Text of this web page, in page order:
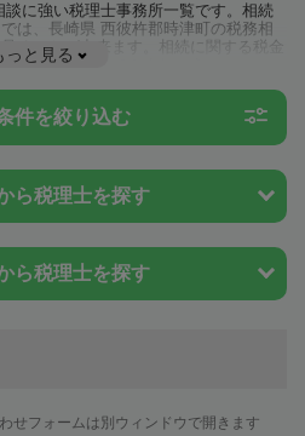
に強い税理士事務所一覧です。相続
は、長崎県 西彼杵郡時津町の税務相
ることが出来ます。相続に関する税金
理士に相談してみましょう。
っと見る
件を絞り込む
ら税理士を探す
ら税理士を探す
せフォームは別ウィンドウで開きます